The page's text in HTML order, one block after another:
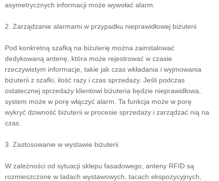
asymetrycznych informacji może wywołać alarm.
2. Zarządzanie alarmami w przypadku nieprawidłowej biżuterii
Pod konkretną szafką na biżuterię można zainstalować
dedykowaną antenę, która może rejestrować w czasie
rzeczywistym informacje, takie jak czas wkładania i wyjmowania
biżuterii z szafki, ilość razy i czas sprzedaży. Jeśli podczas
ostatecznej sprzedaży klientowi biżuteria będzie nieprawidłowa,
system może w porę włączyć alarm. Ta funkcja może w porę
wykryć dziwność biżuterii w procesie sprzedaży i zarządzać nią na
czas.
3. Zastosowanie w wystawie biżuterii
W zależności od sytuacji sklepu fasadowego, anteny RFID są
rozmieszczone w ladach wystawowych, tacach ekspozycyjnych,